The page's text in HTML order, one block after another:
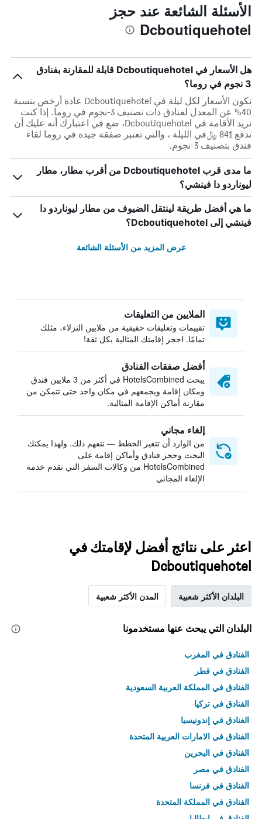
الأسئلة الشائعة عند حجز
Dcboutiquehotel
هل الأسعار في Dcboutiquehotel قابلة للمقارنة بفنادق
3 نجوم في روما؟
تكون الأسعار لكل ليلة في Dcboutiquehotel عادة أرخص بنسبة
40% عن المعدل لفنادق ذات تصنيف 3-نجوم في روما. إذا كنت
تريد الأقامة في Dcboutiquehotel، ضع في اعتبارك أنه عليك أن
تدفع 841 ﷼في الليلة ، والتي تعتبر صفقة جيدة في روما لقاء
فندق بتصنيف 3-نجوم.
ما مدى قرب Dcboutiquehotel من أقرب مطار، مطار
ليوناردو دا فينشي؟
ما هي أفضل طريقة لينتقل الضيوف من مطار ليوناردو دا
فينشي إلى Dcboutiquehotel؟
عرض المزيد من الأسئلة الشائعة
الملايين من التعليقات
تقييمات وتعليقات حقيقية من ملايين النزلاء، مثلك
تمامًا. احجز إقامتك المثالية بكل ثقة!
أفضل صفقات الفنادق
يبحث HotelsCombined في أكثر من 3 ملايين فندق
ومكان إقامة ويجمعهم في مكان واحد حتى تتمكن من
مقارنة أماكن الإقامة المثالية.
إلغاء مجاني
من الوارد أن تتغير الخطط — نتفهم ذلك. ولهذا يمكنك
البحث وحجز فنادق وأماكن إقامة على
HotelsCombined من وكالات السفر التي تقدم خدمة
الإلغاء المجاني
اعثر على نتائج أفضل لإقامتك في
Dcboutiquehotel
البلدان الأكثر شعبية المدن الأكثر شعبية
البلدان التي يبحث عنها مستخدمونا
الفنادق في المغرب
الفنادق في قطر
الفنادق في المملكة العربية السعودية
الفنادق في تركيا
الفنادق في إندونيسيا
الفنادق في الامارات العربية المتحدة
الفنادق في البحرين
الفنادق في مصر
الفنادق في فرنسا
الفنادق في المملكة المتحدة